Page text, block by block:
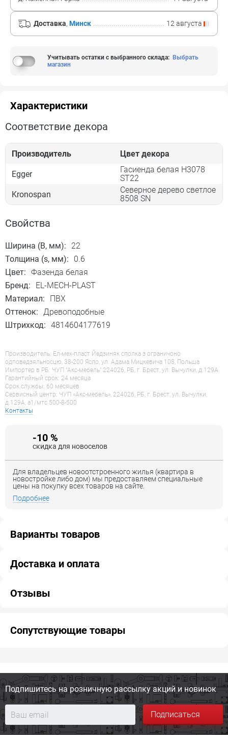
Доставка, Минск 12 августа
Учитывать остатки с выбранного склада: Выбрать
магазин
Характеристики
Соответствие декора
Производитель Цвет декора
Egger
Гасиенда белая H3078
ST22
Kronospan
Северное дерево светлое
8508 SN
Свойства
Ширина (B, мм):
22
Толщина (s, мм):
0.6
Цвет: Фазенда белая
Бренд:
EL-MECH-PLAST
Материал:
ПВХ
Оттенок: Древоподобные
Штрихкод: 4814604177619
Производитель: Ел-мех-пласт Йедзиняк сполка з ограничоно
одповедзяльносцю, 38-200 Ясло, ул. Адама Мицкевича 108, Польша
Импортер в РБ: ЧУП "Акс-мебель" 224026, РБ, г. Брест, ул. Вычулки, д.129А
Гарантийный срок: 24 месяца
Срок службы: 60 месяцев
Сервисный центр: ЧУП «Акс-мебель», 224026, РБ, г. Брест, ул. Вычулки,
д.129А, a1/мтс 500-8-500
Контакты
-10 %
скидка для новоселов
Для владельцев новоотстроенного жилья (квартира в
новостройке либо дом) мы предоставляем специальные
цены на покупку всех товаров на сайте.
Подробнее
Варианты товаров
Доставка и оплата
Отзывы
Сопутствующие товары
Подпишитесь на розничную рассылку акций и новинок
Подписаться